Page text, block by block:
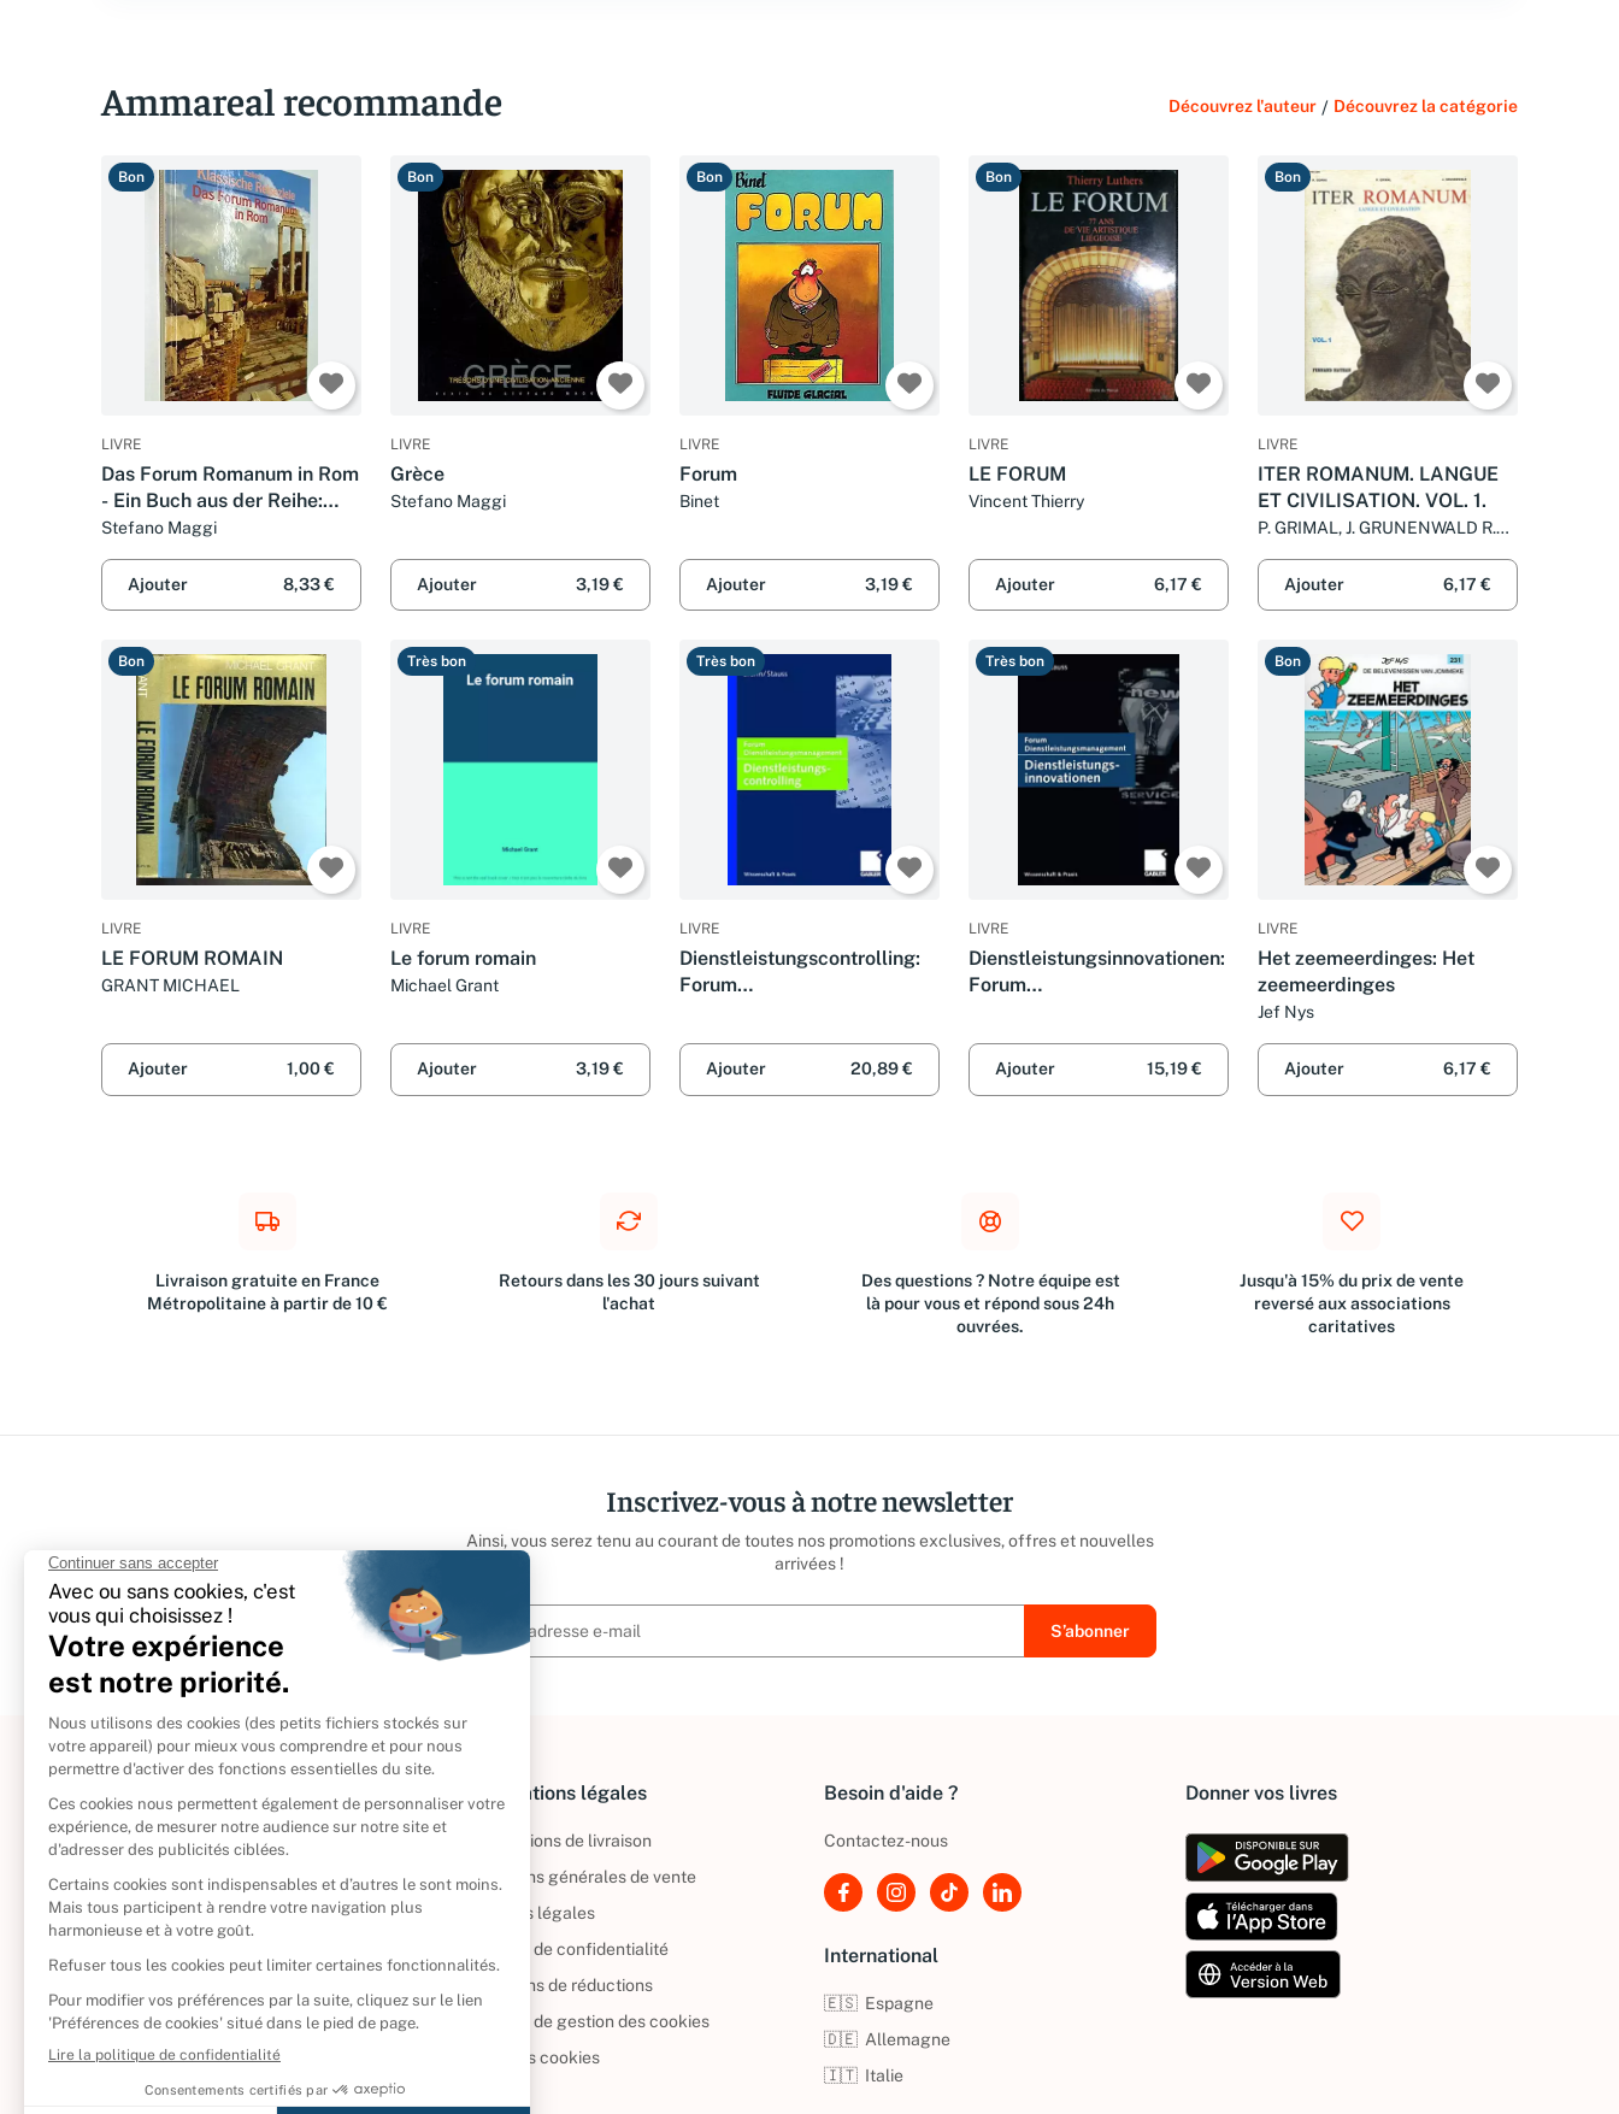
Ammareal recommande Découvrez l'auteur / Découvrez la catégorie
Bon
LIVRE
Das Forum Romanum in Rom
- Ein Buch aus der Reihe:
Klassische Reiseziele
Stefano Maggi
Ajouter 8,33 €
Bon
LIVRE
Grèce
Stefano Maggi
Ajouter 3,19 €
Bon
LIVRE
Forum
Binet
Ajouter 3,19 €
Bon
LIVRE
LE FORUM
Vincent Thierry
Ajouter 6,17 €
Bon
LIVRE
ITER ROMANUM. LANGUE
ET CIVILISATION. VOL. 1.
P. GRIMAL, J. GRUNENWALD R.
Ajouter
6,17 €
Bon
LIVRE
LE FORUM ROMAIN
GRANT MICHAEL
Ajouter 1,00 €
Très bon
LIVRE
Le forum romain
Michael Grant
Ajouter 3,19 €
Très bon
LIVRE
Dienstleistungscontrolling:
Forum
Ajouter 20,89 €
Très bon
LIVRE
Dienstleistungsinnovationen:
Forum
Ajouter 15,19 €
Bon
LIVRE
Het zeemeerdinges: Het
zeemeerdinges
Jef Nys
Ajouter 6,17 €
Livraison gratuite en France
Métropolitaine à partir de 10 €
Retours dans les 30 jours suivant
l'achat
Des questions ? Notre équipe est
là pour vous et répond sous 24h
ouvrées.
Jusqu'à 15% du prix de vente
reversé aux associations
caritatives
Inscrivez-vous à notre newsletter
Ainsi, vous serez tenu au courant de toutes nos promotions exclusives, offres et nouvelles
arrivées !
À propos
Politique de retour
Reprendre vos livres
Qui sommes-nous ?
CD d'occasion
DVD d'occasion
Livres d’occasion
Informations légales
Informations de livraison
Conditions générales de vente
Mentions légales
Politique de confidentialité
Conditions de réductions
Politique de gestion des cookies
Gérer vos cookies
Besoin d'aide ?
Contactez-nous
International
🇪🇸 Espagne
🇩🇪 Allemagne
🇮🇹 Italie
Donner vos livres